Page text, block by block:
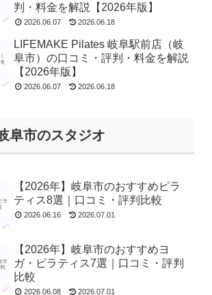
判・料金を解説【2026年版】
2026.06.07 2026.06.18
LIFEMAKE Pilates 岐阜駅前店（岐
阜市）の口コミ・評判・料金を解説
【2026年版】
2026.06.07 2026.06.18
阜市のスタジオ
【2026年】岐阜市のおすすめピラ
ティス8選｜口コミ・評判比較
2026.06.16 2026.07.01
【2026年】岐阜市のおすすめヨ
ガ・ピラティス7選｜口コミ・評判
比較
2026.06.08 2026.07.01